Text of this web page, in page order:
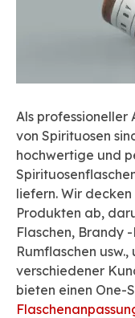
Als professioneller
von Spirituosen
hochwertige und
liefern. Wir
Produkten ab,
Flaschen, Brandy
Rumflaschen
verschiedener
bieten einen One-